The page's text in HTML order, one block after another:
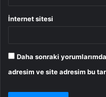
İnternet sitesi
Daha sonraki
adresim ve site adresim bu